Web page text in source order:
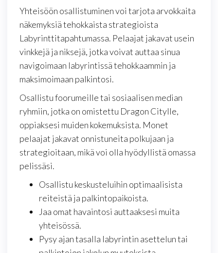
Yhteisöön osallistuminen voi tarjota arvokkaita
näkemyksiä tehokkaista strategioista
Labyrinttitapahtumassa. Pelaajat jakavat usein
vinkkejä ja niksejä, jotka voivat auttaa sinua
navigoimaan labyrintissä tehokkaammin ja
maksimoimaan palkintosi.
Osallistu foorumeille tai sosiaalisen median
ryhmiin, jotka on omistettu Dragon Citylle,
oppiaksesi muiden kokemuksista. Monet
pelaajat jakavat onnistuneita polkujaan ja
strategioitaan, mikä voi olla hyödyllistä omassa
pelissäsi.
Osallistu keskusteluihin optimaalisista
reiteistä ja palkintopaikoista.
Jaa omat havaintosi auttaaksesi muita
yhteisössä.
Pysy ajan tasalla labyrintin asettelun tai